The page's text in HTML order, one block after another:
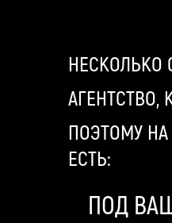
АГЕНТСТВО,
ПОЭТОМУ
ЕСТЬ:
ПОД